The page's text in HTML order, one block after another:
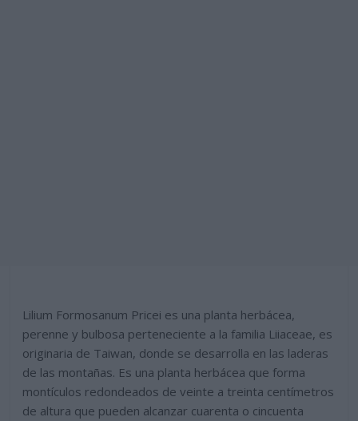
Lilium Formosanum Pricei es una planta herbácea,
perenne y bulbosa perteneciente a la familia Liiaceae, es
originaria de Taiwan, donde se desarrolla en las laderas
de las montañas. Es una planta herbácea que forma
montículos redondeados de veinte a treinta centímetros
de altura que pueden alcanzar cuarenta o cincuenta